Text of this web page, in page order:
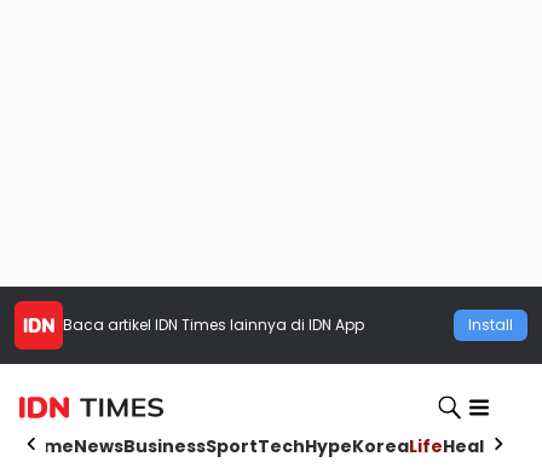
Baca artikel IDN Times lainnya di IDN App Install
HomeNewsBusinessSportTechHypeKoreaLifeHealth